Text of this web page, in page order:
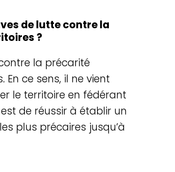
de lutte contre la
?
la précarité
ce sens, il ne vient
le territoire en fédérant
de réussir à établir un
plus précaires jusqu’à